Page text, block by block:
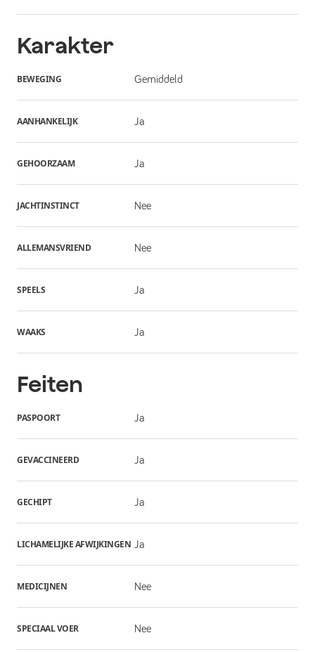
Karakter
BEWEGING Gemiddeld
AANHANKELIJK Ja
GEHOORZAAM Ja
JACHTINSTINCT Nee
ALLEMANSVRIEND Nee
SPEELS Ja
WAAKS Ja
Feiten
PASPOORT Ja
GEVACCINEERD Ja
GECHIPT Ja
LICHAMELIJKE AFWIJKINGEN Ja
MEDICIJNEN Nee
SPECIAAL VOER Nee